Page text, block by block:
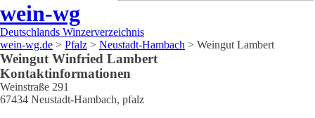
wein-wg
Deutschlands Winzerverzeichnis
wein-wg.de > Pfalz > Neustadt-Hambach > Weingut Lambert
Weingut Winfried Lambert
Kontaktinformationen
Weinstraße 291
67434 Neustadt-Hambach, pfalz